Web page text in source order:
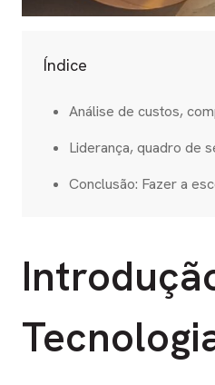
Índice
Análise de custos,
Liderança, quadro de
Conclusão: Fazer a